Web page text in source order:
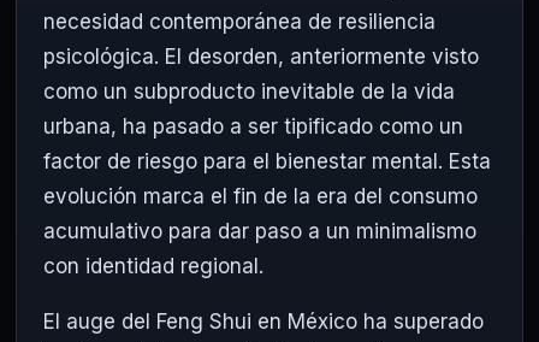
necesidad contemporánea de resiliencia
psicológica. El desorden, anteriormente visto
como un subproducto inevitable de la vida
urbana, ha pasado a ser tipificado como un
factor de riesgo para el bienestar mental. Esta
evolución marca el fin de la era del consumo
acumulativo para dar paso a un minimalismo
con identidad regional.
El auge del Feng Shui en México ha superado